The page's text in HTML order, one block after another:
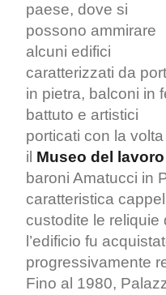
paese, dove si
possono ammirare
alcuni edifici
caratterizzati da
in pietra, balconi in
battuto e artistici
porticati con la
il Museo del lavoro
baroni Amatucci in
caratteristica
custodite le reliquie
l’edificio fu
progressivamente
Fino al 1980,